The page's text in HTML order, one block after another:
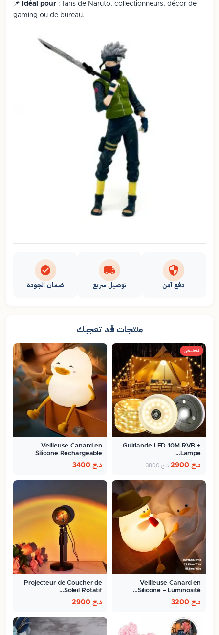
📌 Idéal pour : fans de Naruto, collectionneurs, décor de
gaming ou de bureau.
دفع آمن توصيل سريع ضمان الجودة
منتجات قد تعجبك
تخفيض
Guirlande LED 10M RVB +
Lampe…
د.ج د.ج3800
Veilleuse Canard en
Silicone Rechargeable
د.ج
Veilleuse Canard en
Silicone – Luminosité…
د.ج
Projecteur de Coucher de
Soleil Rotatif…
د.ج